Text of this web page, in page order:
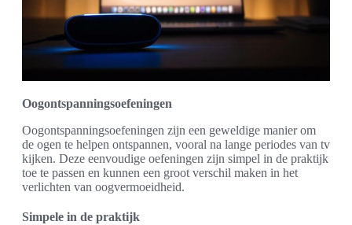
Oogontspanningsoefeningen
Oogontspanningsoefeningen zijn een geweldige manier om
de ogen te helpen ontspannen, vooral na lange periodes van tv
kijken. Deze eenvoudige oefeningen zijn simpel in de praktijk
toe te passen en kunnen een groot verschil maken in het
verlichten van oogvermoeidheid.
Simpele in de praktijk